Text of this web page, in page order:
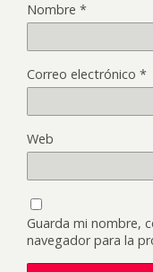
Nombre *
Correo electrónico *
Web
Guarda mi nombre,
navegador para la